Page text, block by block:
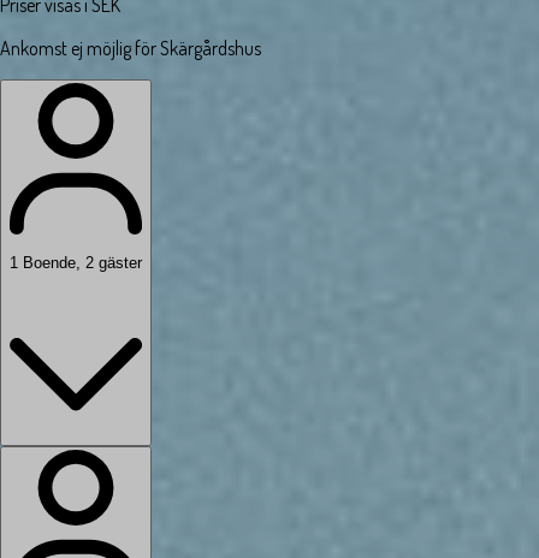
Priser visas i SEK
Ankomst ej möjlig för Skärgårdshus
1 Boende, 2 gäster